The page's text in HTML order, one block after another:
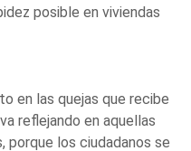
posible en viviendas
en las quejas que recibe
reflejando en aquellas
porque los ciudadanos se